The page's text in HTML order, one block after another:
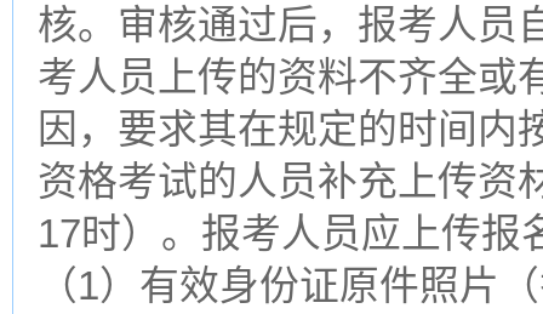
核。审核通过后，报考人员
考人员上传的资料不齐全或
因，要求其在规定的时间内
资格考试的人员补充上传资
17时）。报考人员应上传报
（1）有效身份证原件照片